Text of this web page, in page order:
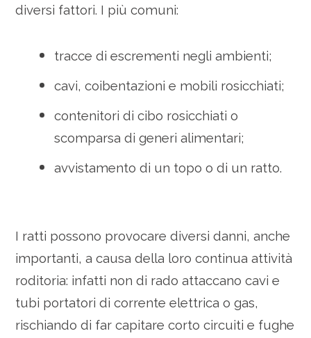
diversi fattori. I più comuni:
tracce di escrementi negli ambienti;
cavi, coibentazioni e mobili rosicchiati;
contenitori di cibo rosicchiati o
scomparsa di generi alimentari;
avvistamento di un topo o di un ratto.
I ratti possono provocare diversi danni, anche
importanti, a causa della loro continua attività
roditoria: infatti non di rado attaccano cavi e
tubi portatori di corrente elettrica o gas,
rischiando di far capitare corto circuiti e fughe